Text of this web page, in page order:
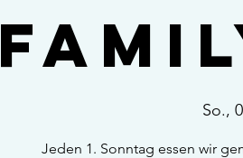
So.,
Jeden 1. Sonntag essen wir